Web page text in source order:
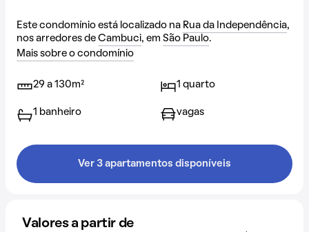
Este condomínio está localizado na Rua da Independência,
nos arredores de Cambuci, em São Paulo.
Mais sobre o condomínio
29 a 130m² 1 quarto
1 banheiro vagas
Ver 3 apartamentos disponíveis
Valores a partir de